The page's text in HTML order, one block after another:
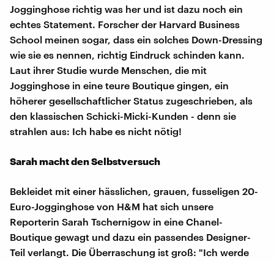
Jogginghose richtig was her und ist dazu noch ein
echtes Statement. Forscher der Harvard Business
School meinen sogar, dass ein solches Down-Dressing
wie sie es nennen, richtig Eindruck schinden kann.
Laut ihrer Studie wurde Menschen, die mit
Jogginghose in eine teure Boutique gingen, ein
höherer gesellschaftlicher Status zugeschrieben, als
den klassischen Schicki-Micki-Kunden - denn sie
strahlen aus: Ich habe es nicht nötig!
Sarah macht den Selbstversuch
Bekleidet mit einer hässlichen, grauen, fusseligen 20-
Euro-Jogginghose von H&M hat sich unsere
Reporterin Sarah Tschernigow in eine Chanel-
Boutique gewagt und dazu ein passendes Designer-
Teil verlangt. Die Überraschung ist groß: "Ich werde